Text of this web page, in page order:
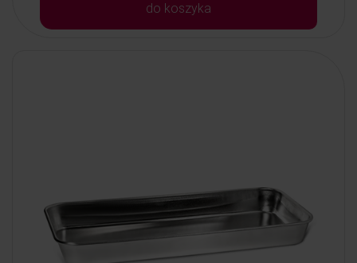
do koszyka